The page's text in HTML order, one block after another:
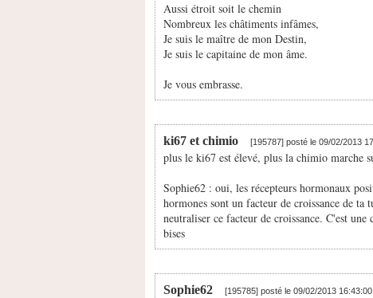
Aussi étroit soit le chemin
Nombreux les châtiments infâmes,
Je suis le maître de mon Destin,
Je suis le capitaine de mon âme.
Je vous embrasse.
ki67 et chimio [195787] posté le 09/02/2013
plus le ki67 est élevé, plus la chimio marche
Sophie62 : oui, les récepteurs hormonaux
hormones sont un facteur de croissance de
neutraliser ce facteur de croissance. C'est une
bises
Sophie62 [195785] posté le 09/02/2013 16:43:00